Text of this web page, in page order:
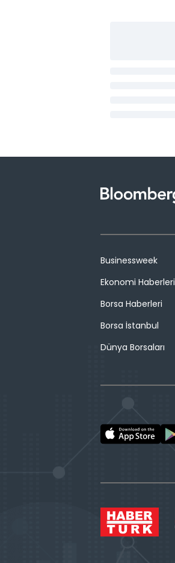
Businessweek
Ekonomi Haberleri
Borsa Haberleri
Borsa İstanbul
Dünya Borsaları